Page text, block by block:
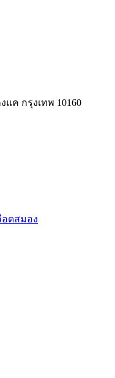
แค กรุงเทพ 10160
ดสมอง